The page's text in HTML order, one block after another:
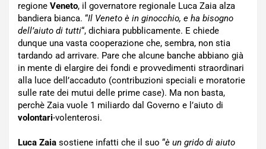
regione Veneto, il governatore regionale Luca Zaia alza
bandiera bianca. “Il Veneto è in ginocchio, e ha bisogno
dell’aiuto di tutti“, dichiara pubblicamente. E chiede
dunque una vasta cooperazione che, sembra, non stia
tardando ad arrivare. Pare che alcune banche abbiano già
in mente di elargire dei fondi e provvedimenti straordinari
alla luce dell’accaduto (contribuzioni speciali e moratorie
sulle rate dei mutui delle prime case). Ma non basta,
perchè Zaia vuole 1 miliardo dal Governo e l’aiuto di
volontari-volenterosi.
Luca Zaia sostiene infatti che il suo “è un grido di aiuto